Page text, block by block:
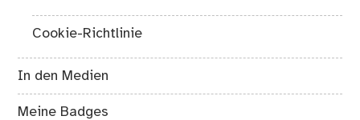
Cookie-Richtlinie
In den Medien
Meine Badges